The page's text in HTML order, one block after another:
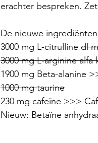
erachter bespreken.
De nieuwe
3000 mg L-citrulline dl
3000 mg L-arginine
1900 mg Beta-alanine
1000 mg taurine
230 mg cafeïne >>>
Nieuw: Betaïne